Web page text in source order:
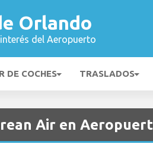
Orlando
del Aeropuerto
DE COCHES TRASLADOS
Air en